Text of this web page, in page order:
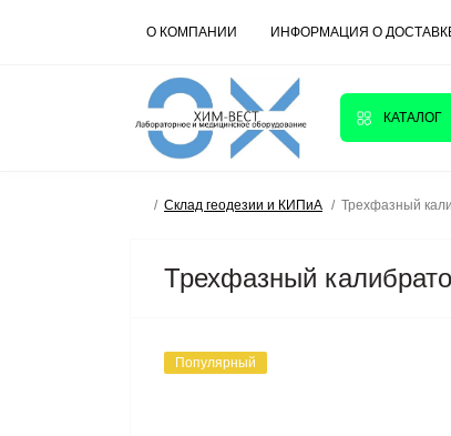
О КОМПАНИИ ИНФОРМАЦИЯ О
КАТАЛОГ
Склад геодезии и КИПиА Трехфазный
Трехфазный
Популярный